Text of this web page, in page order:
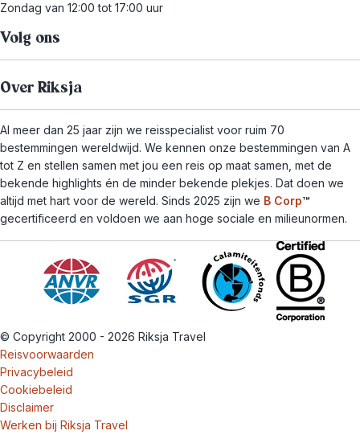
Zondag van 12:00 tot 17:00 uur
Volg ons
Over Riksja
Al meer dan 25 jaar zijn we reisspecialist voor ruim 70
bestemmingen wereldwijd. We kennen onze bestemmingen van A
tot Z en stellen samen met jou een reis op maat samen, met de
bekende highlights én de minder bekende plekjes. Dat doen we
altijd met hart voor de wereld. Sinds 2025 zijn we B Corp™
gecertificeerd en voldoen we aan hoge sociale en milieunormen.
© Copyright 2000 - 2026 Riksja Travel
Reisvoorwaarden
Privacybeleid
Cookiebeleid
Disclaimer
Werken bij Riksja Travel